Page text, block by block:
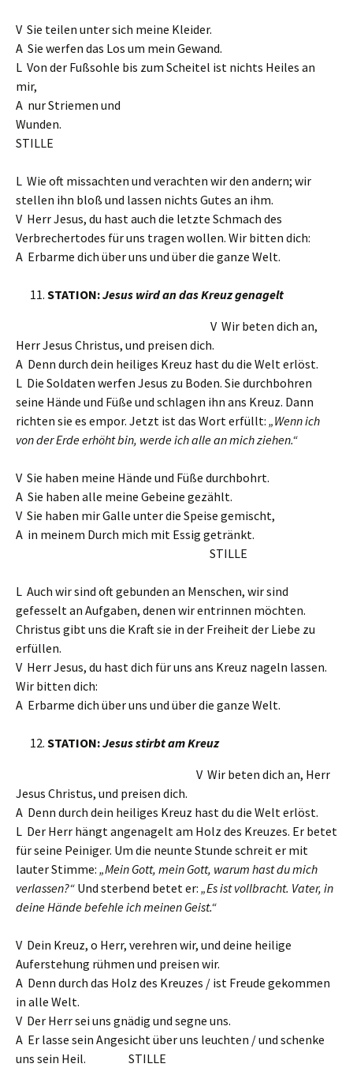
V Sie teilen unter sich meine Kleider.
A Sie werfen das Los um mein Gewand.
L Von der Fußsohle bis zum Scheitel ist nichts Heiles an
mir,
A nur Striemen und
Wunden.
STILLE
L Wie oft missachten und verachten wir den andern; wir
stellen ihn bloß und lassen nichts Gutes an ihm.
V Herr Jesus, du hast auch die letzte Schmach des
Verbrechertodes für uns tragen wollen. Wir bitten dich:
A Erbarme dich über uns und über die ganze Welt.
STATION:Jesus wird an das Kreuz genagelt
V Wir beten dich an,
Herr Jesus Christus, und preisen dich.
A Denn durch dein heiliges Kreuz hast du die Welt erlöst.
L Die Soldaten werfen Jesus zu Boden. Sie durchbohren
seine Hände und Füße und schlagen ihn ans Kreuz. Dann
richten sie es empor. Jetzt ist das Wort erfüllt: „Wenn ich
von der Erde erhöht bin, werde ich alle an mich ziehen.“
V Sie haben meine Hände und Füße durchbohrt.
A Sie haben alle meine Gebeine gezählt.
V Sie haben mir Galle unter die Speise gemischt,
A in meinem Durch mich mit Essig getränkt.
STILLE
L Auch wir sind oft gebunden an Menschen, wir sind
gefesselt an Aufgaben, denen wir entrinnen möchten.
Christus gibt uns die Kraft sie in der Freiheit der Liebe zu
erfüllen.
V Herr Jesus, du hast dich für uns ans Kreuz nageln lassen.
Wir bitten dich:
A Erbarme dich über uns und über die ganze Welt.
STATION:Jesus stirbt am Kreuz
V Wir beten dich an, Herr
Jesus Christus, und preisen dich.
A Denn durch dein heiliges Kreuz hast du die Welt erlöst.
L Der Herr hängt angenagelt am Holz des Kreuzes. Er betet
für seine Peiniger. Um die neunte Stunde schreit er mit
lauter Stimme: „Mein Gott, mein Gott, warum hast du mich
verlassen?“ Und sterbend betet er: „Es ist vollbracht. Vater, in
deine Hände befehle ich meinen Geist.“
V Dein Kreuz, o Herr, verehren wir, und deine heilige
Auferstehung rühmen und preisen wir.
A Denn durch das Holz des Kreuzes / ist Freude gekommen
in alle Welt.
V Der Herr sei uns gnädig und segne uns.
A Er lasse sein Angesicht über uns leuchten / und schenke
uns sein Heil. STILLE